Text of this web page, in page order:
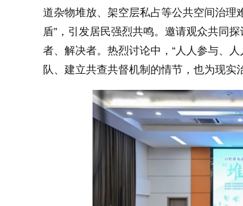
道杂物堆放、架空层私占等公共空间治理
盾”，引发居民强烈共鸣。邀请观众共同
者、解决者。热烈讨论中，“人人参与、
队、建立共查共督机制的情节，也为现实